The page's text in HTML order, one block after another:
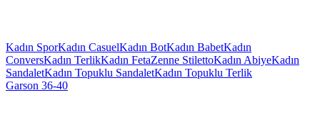
Kadın SporKadın CasuelKadın BotKadın BabetKadın
ConversKadın TerlikKadın FetaZenne StilettoKadın AbiyeKadın
SandaletKadın Topuklu SandaletKadın Topuklu Terlik
Garson 36-40